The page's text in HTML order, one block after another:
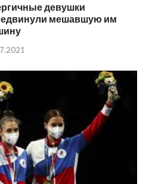
девушки
мешавшую им